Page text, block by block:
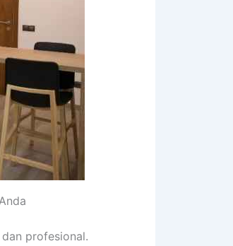
profesional.